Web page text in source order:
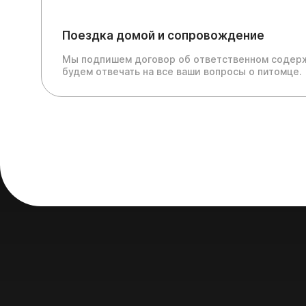
Поездка домой и сопровождение
Мы подпишем договор об ответственном
будем отвечать на все ваши вопросы о питомце.